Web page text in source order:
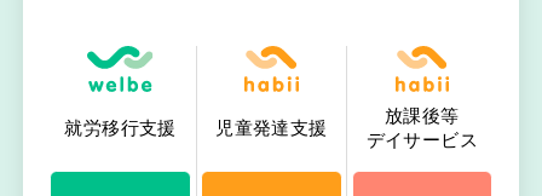
就労移行支援 児童発達支援
放課後等
デイサービス